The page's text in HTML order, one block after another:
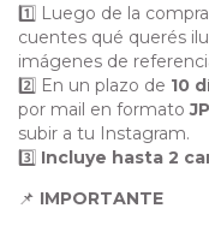
1️⃣ Luego de la
cuentes qué querés
imágenes de
2️⃣ En un plazo de 10
por mail en formato
subir a tu Instagram.
3️⃣ Incluye hasta 2
📌 IMPORTANTE